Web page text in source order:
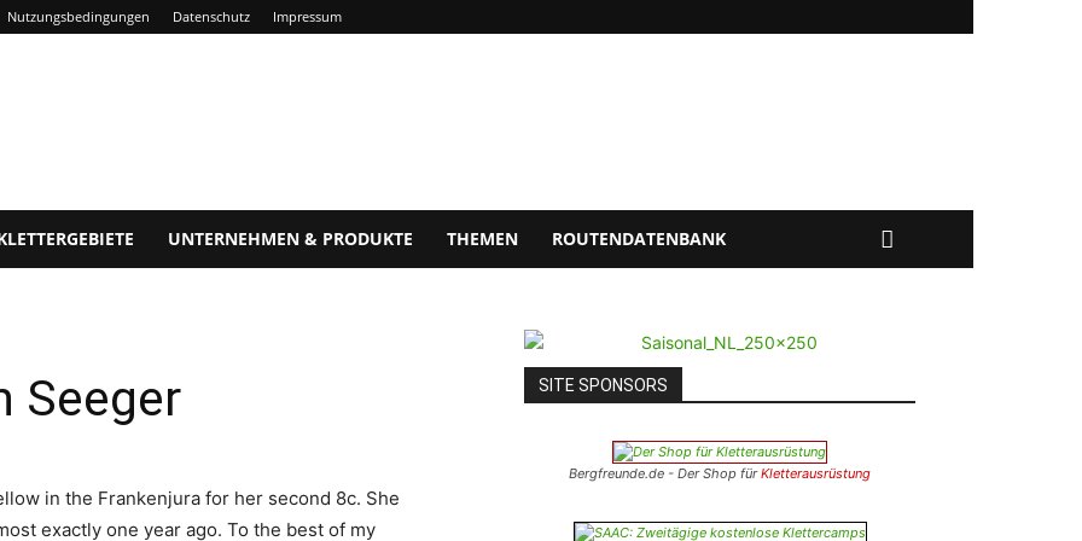
Nutzungsbedingungen Datenschutz Impressum
UNTERNEHMEN & PRODUKTE THEMEN ROUTENDATENBANK
Seeger
in the Frankenjura for her second 8c. She
exactly one year ago. To the best of my
SITE SPONSORS
Bergfreunde.de - Der Shop fürKletterausrüstung